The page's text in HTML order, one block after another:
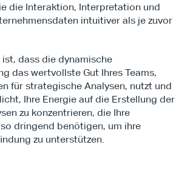
die Interaktion, Interpretation und
intuitiver als je zuvor
dass die dynamische
das wertvollste Gut Ihres Teams,
für strategische Analysen, nutzt und
Ihre Energie auf die Erstellung der
zu konzentrieren, die Ihre
dringend benötigen, um ihre
zu unterstützen.